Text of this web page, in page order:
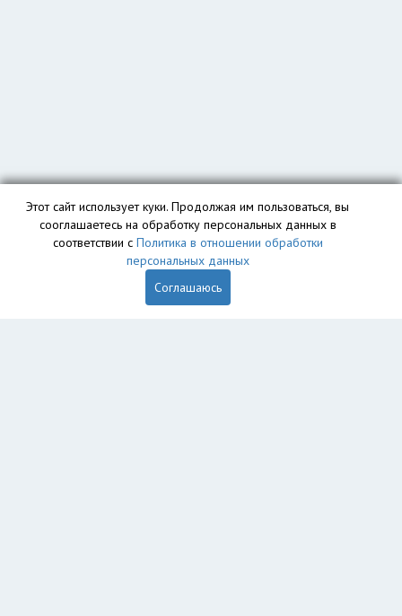
Этот сайт использует куки. Продолжая им пользоваться, вы
сооглашаетесь на обработку персональных данных в
соответствии с Политика в отношении обработки
персональных данных
Соглашаюсь